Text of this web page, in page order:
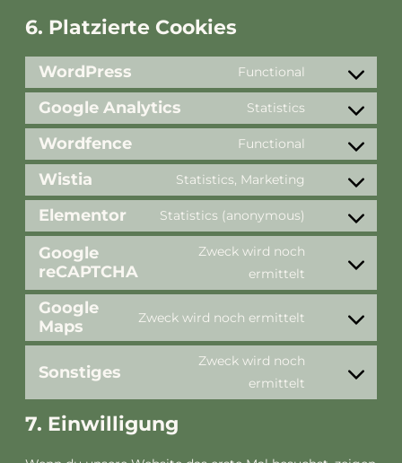
6. Platzierte Cookies
WordPress Functional
Google Analytics Statistics
Wordfence Functional
Wistia Statistics, Marketing
Elementor Statistics (anonymous)
Google
reCAPTCHA
Zweck wird noch
ermittelt
Google
Maps
Zweck wird noch ermittelt
Sonstiges
Zweck wird noch
ermittelt
7. Einwilligung